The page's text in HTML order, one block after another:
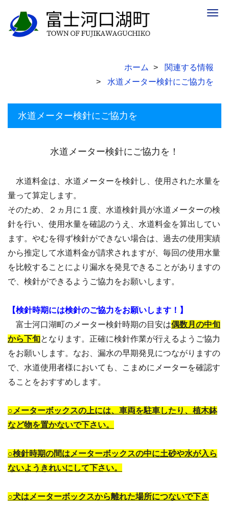
ホーム
関連する情報
水道メーター検針にご協力を
水道メーター検針にご協力を
水道メーター検針にご協力を！
水道料金は、水道メーターを検針し、使用された水量を
量って算定します。
そのため、２ヵ月に１度、水道検針員が水道メーターの検
針を行い、使用水量を確認のうえ、水道料金を算出してい
ます。やむを得ず検針ができない場合は、過去の使用実績
から推定して水道料金が請求されますが、毎回の使用水量
を比較することにより漏水を発見できることがありますの
で、検針ができるようご協力をお願いします。
【検針時期には検針のご協力をお願いします！】
富士河口湖町のメーター検針時期の目安は偶数月の中旬
から下旬となります。正確に検針作業が行えるようご協力
をお願いします。なお、漏水の早期発見につながりますの
で、水道使用者様においても、こまめにメーターを確認す
ることをおすすめします。
○メーターボックスの上には、車両を駐車したり、植木鉢
など物を置かないで下さい。
○検針時期の間はメーターボックスの中に土砂や水が入ら
ないようきれいにして下さい。
○犬はメーターボックスから離れた場所につないで下さ